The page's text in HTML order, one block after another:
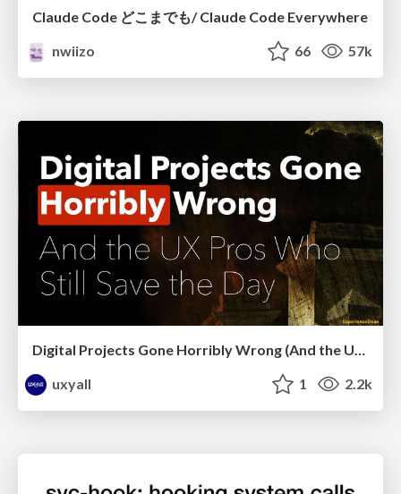
Claude Code どこまでも/ Claude Code Everywhere
nwiizo
66 57k
Digital Projects Gone Horribly Wrong (And the UX Pros Who Still Save the Day) - Dean Schuster
uxyall
1 2.2k